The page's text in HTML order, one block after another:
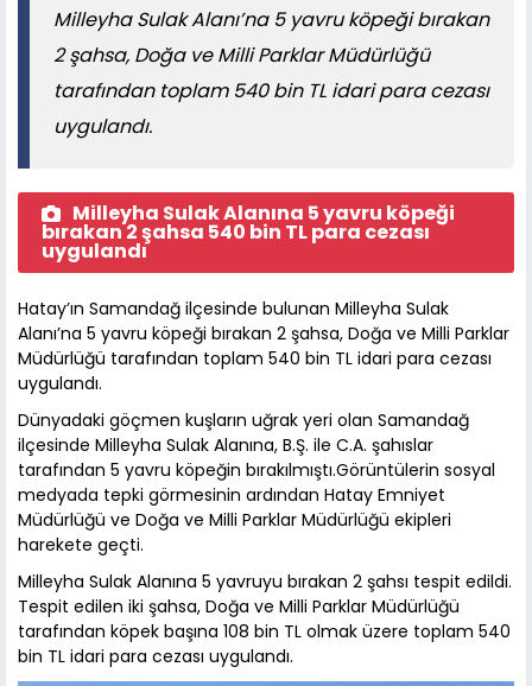
Milleyha Sulak Alanı’na 5 yavru köpeği bırakan
2 şahsa, Doğa ve Milli Parklar Müdürlüğü
tarafından toplam 540 bin TL idari para cezası
uygulandı.
Milleyha Sulak Alanına 5 yavru köpeği
bırakan 2 şahsa 540 bin TL para cezası
uygulandı
Hatay’ın Samandağ ilçesinde bulunan Milleyha Sulak
Alanı’na 5 yavru köpeği bırakan 2 şahsa, Doğa ve Milli Parklar
Müdürlüğü tarafından toplam 540 bin TL idari para cezası
uygulandı.
Dünyadaki göçmen kuşların uğrak yeri olan Samandağ
ilçesinde Milleyha Sulak Alanına, B.Ş. ile C.A. şahıslar
tarafından 5 yavru köpeğin bırakılmıştı.Görüntülerin sosyal
medyada tepki görmesinin ardından Hatay Emniyet
Müdürlüğü ve Doğa ve Milli Parklar Müdürlüğü ekipleri
harekete geçti.
Milleyha Sulak Alanına 5 yavruyu bırakan 2 şahsı tespit edildi.
Tespit edilen iki şahsa, Doğa ve Milli Parklar Müdürlüğü
tarafından köpek başına 108 bin TL olmak üzere toplam 540
bin TL idari para cezası uygulandı.